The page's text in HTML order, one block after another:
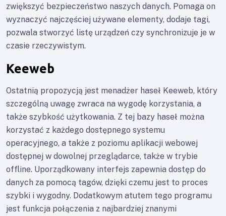
zwiększyć bezpieczeństwo naszych danych. Pomaga on
wyznaczyć najczęściej używane elementy, dodaje tagi,
pozwala stworzyć listę urządzeń czy synchronizuje je w
czasie rzeczywistym.
Keeweb
Ostatnią propozycją jest menadżer haseł Keeweb, który
szczególną uwagę zwraca na wygodę korzystania, a
także szybkość użytkowania. Z tej bazy haseł można
korzystać z każdego dostępnego systemu
operacyjnego, a także z poziomu aplikacji webowej
dostępnej w dowolnej przeglądarce, także w trybie
offline. Uporządkowany interfejs zapewnia dostęp do
danych za pomocą tagów, dzięki czemu jest to proces
szybki i wygodny. Dodatkowym atutem tego programu
jest funkcja połączenia z najbardziej znanymi